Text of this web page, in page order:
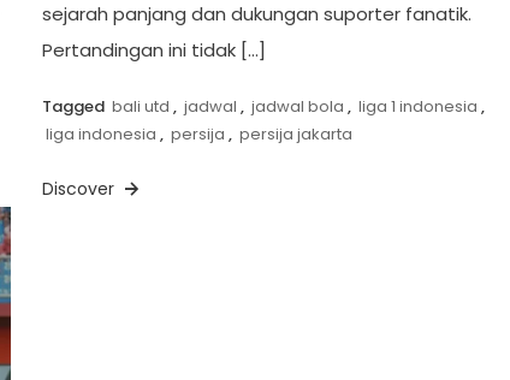
sejarah panjang dan dukungan suporter fanatik.
Pertandingan ini tidak […]
Tagged bali utd , jadwal , jadwal bola , liga 1 indonesia ,
liga indonesia , persija , persija jakarta
Discover